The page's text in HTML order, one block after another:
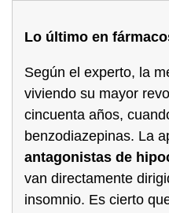
Lo último en
Según el experto, la
viviendo su mayor
cincuenta años,
benzodiazepinas. La
antagonistas de
van directamente
insomnio. Es cierto